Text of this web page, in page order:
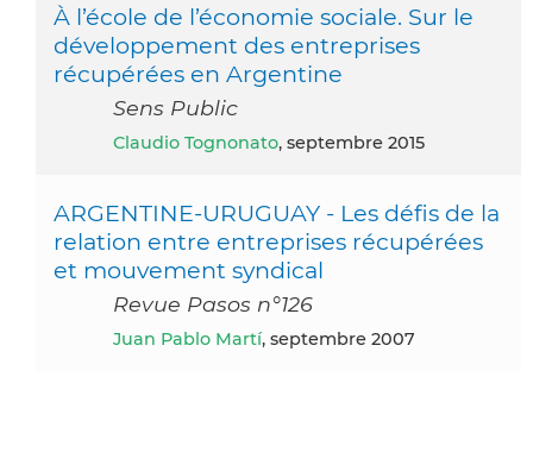
À l’école de l’économie sociale. Sur le
développement des entreprises
récupérées en Argentine
Sens Public
Claudio Tognonato, septembre 2015
ARGENTINE-URUGUAY - Les défis de la
relation entre entreprises récupérées
et mouvement syndical
Revue Pasos n°126
Juan Pablo Martí, septembre 2007